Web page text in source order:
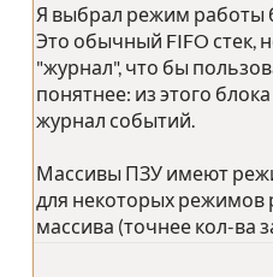
Я выбрал режим работы
Это обычный FIFO стек,
"журнал", что бы
понятнее: из этого
журнал событий.
Массивы ПЗУ имеют
для некоторых режимов
массива (точнее кол-ва